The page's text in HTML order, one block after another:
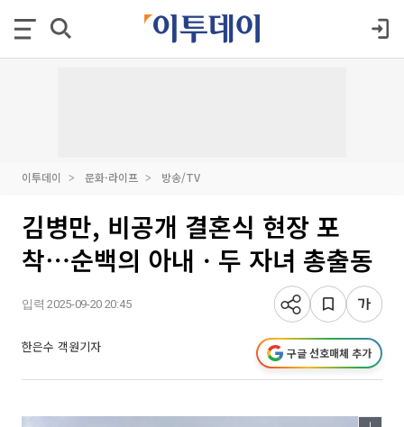
이투데이 문화·라이프 방송/TV
김병만, 비공개 결혼식 현장 포
착⋯순백의 아내ㆍ두 자녀 총출동
입력 2025-09-20 20:45
한은수 객원기자 구글 선호매체 추가